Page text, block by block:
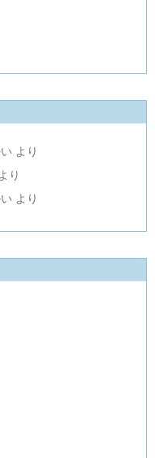
より
より
より